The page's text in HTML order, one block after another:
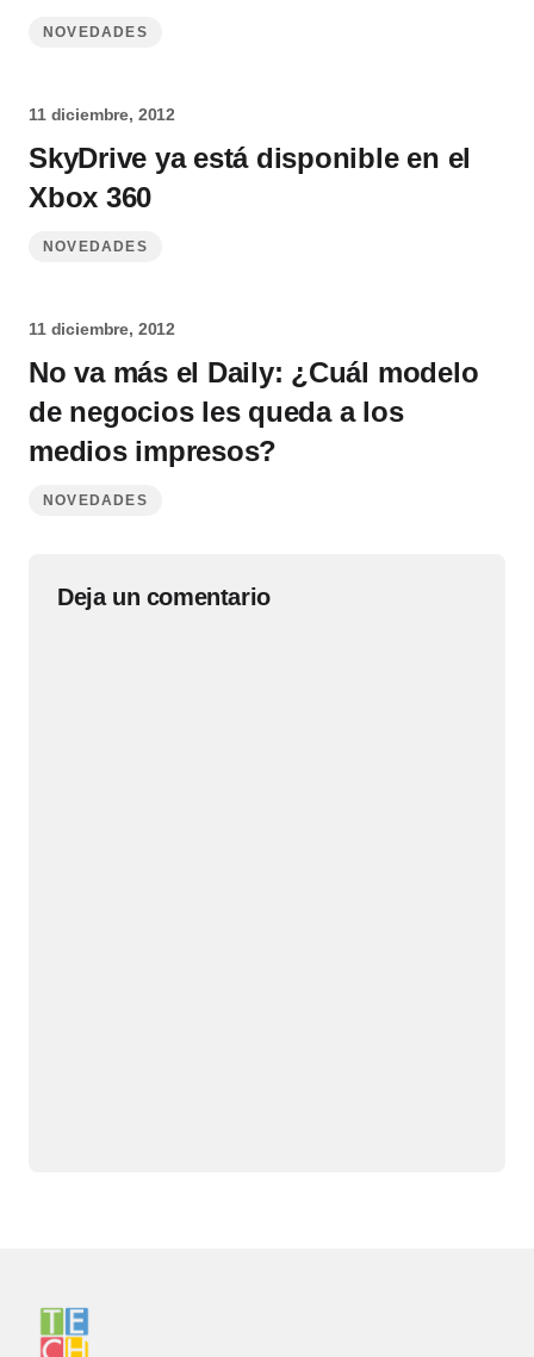
NOVEDADES
11 diciembre, 2012
SkyDrive ya está disponible en el
Xbox 360
NOVEDADES
11 diciembre, 2012
No va más el Daily: ¿Cuál modelo
de negocios les queda a los
medios impresos?
NOVEDADES
Deja un comentario